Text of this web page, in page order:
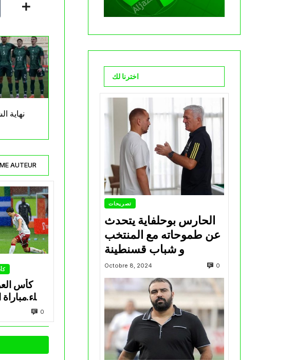
نهاية
AUTEUR
إلغاء
0
اخترنا لك
تصريحات
الحارس بوحلفاية يتحدث
عن طموحاته مع المنتخب
و شباب قسنطينة
Octobre 8, 2024 0